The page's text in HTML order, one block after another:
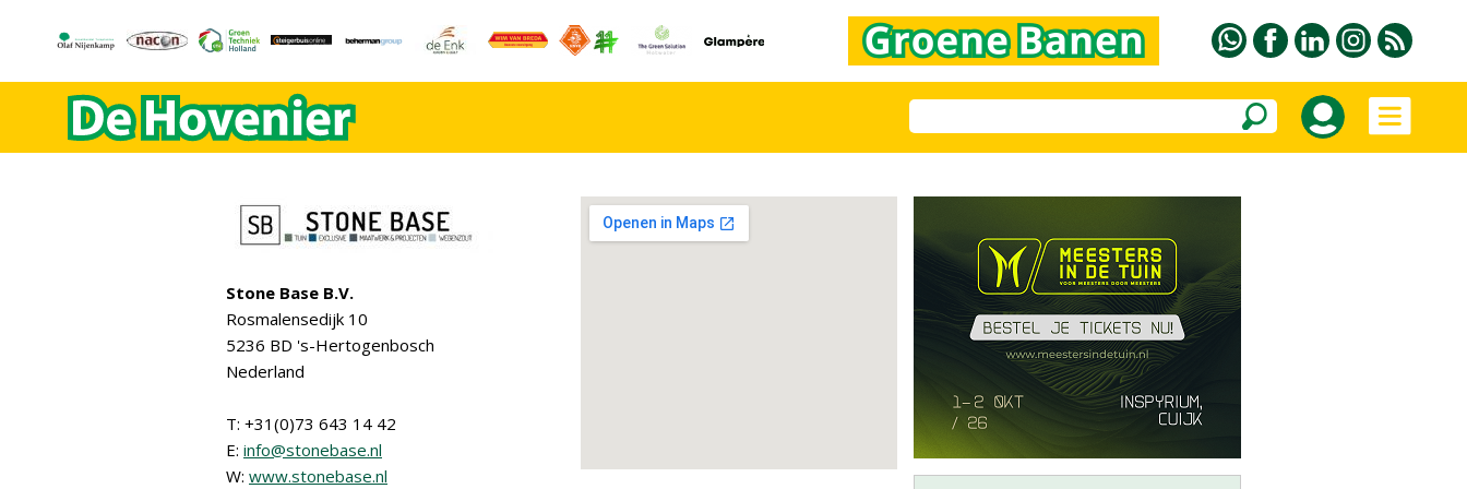
Stone Base B.V.
Rosmalensedijk 10
5236 BD 's-Hertogenbosch
Nederland
T: +31(0)73 643 14 42
E: info@stonebase.nl
W: www.stonebase.nl